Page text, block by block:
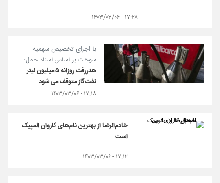
۱۷:۲۸ - ۱۴۰۳/۰۳/۰۶
با اجرای تخصیص سهمیه
سوخت بر اساس اسناد حمل؛
هدررفت روزانه ۵ میلیون لیتر
نفت‌گاز متوقف می شود
۱۷:۱۸ - ۱۴۰۳/۰۳/۰۶
خادم‌الرضا از بهترین‌ نام‌های کاروان المپیک
است
۱۷:۱۲ - ۱۴۰۳/۰۳/۰۶